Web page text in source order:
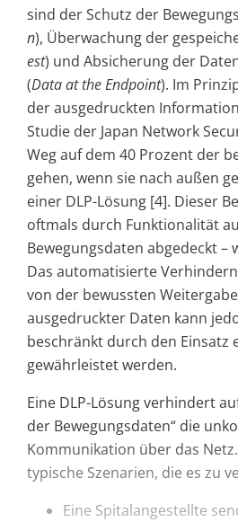
sind der Schutz der
n), Überwachung der
est) und Absicherung der
(Data at the Endpoint). Im
der ausgedruckten
Studie der Japan Network
Weg auf dem 40 Prozent der
gehen, wenn sie nach außen
einer DLP-Lösung [4]. Dieser
oftmals durch Funktionalität
Bewegungsdaten abgedeckt –
Das automatisierte
von der bewussten
ausgedruckter Daten kann
beschränkt durch den Einsatz
gewährleistet werden.
Eine DLP-Lösung verhindert
der Bewegungsdaten“ die
Kommunikation über das
typische Szenarien, die es zu
Eine Spitalangestellte